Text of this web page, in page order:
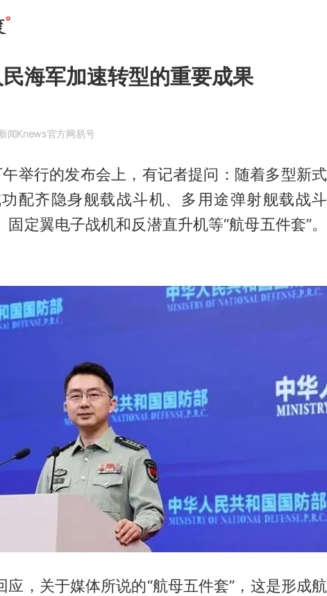
海军加速转型的重要成果
闻Knews官方网易号
举行的发布会上，有记者提问：随着多型新式
配齐隐身舰载战斗机、多用途弹射舰载战斗
定翼电子战机和反潜直升机等“航母五件套”。
，关于媒体所说的“航母五件套”，这是形成航